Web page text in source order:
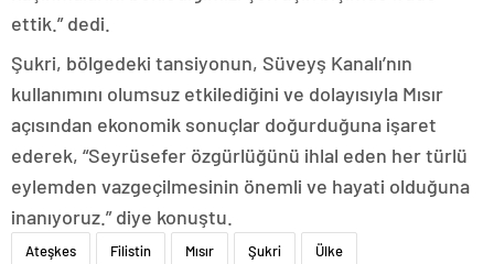
ettik.” dedi.
Şukri, bölgedeki tansiyonun, Süveyş Kanalı’nın
kullanımını olumsuz etkilediğini ve dolayısıyla Mısır
açısından ekonomik sonuçlar doğurduğuna işaret
ederek, “Seyrüsefer özgürlüğünü ihlal eden her türlü
eylemden vazgeçilmesinin önemli ve hayati olduğuna
inanıyoruz.” diye konuştu.
Ateşkes Filistin Mısır Şukri Ülke